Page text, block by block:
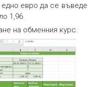
евро да се въведе
1,96.
на обменния курс.